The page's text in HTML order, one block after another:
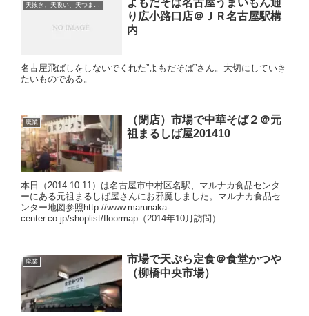
よもだそば名古屋うまいもん通
り広小路口店＠ＪＲ名古屋駅構
内
名古屋飛ばしをしないでくれた”よもだそば”さん。大切にしていき
たいものである。
廃業
（閉店）市場で中華そば２＠元
祖まるしば屋201410
本日（2014.10.11）は名古屋市中村区名駅、マルナカ食品センタ
ーにある元祖まるしば屋さんにお邪魔しました。マルナカ食品セ
ンター地図参照http://www.marunaka-
center.co.jp/shoplist/floormap（2014年10月訪問）
廃業
市場で天ぷら定食＠食堂かつや
（柳橋中央市場）